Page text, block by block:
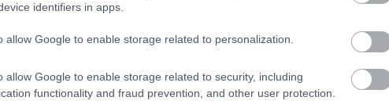
identifiers in apps.
allow Google to enable storage related to personalization.
allow Google to enable storage related to security, including
functionality and fraud prevention, and other user protection.
Brakuje czegoś w haśle?
abonenci Dobrego słownika.
SPRAWDŹ